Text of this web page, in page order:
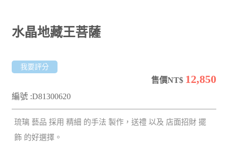
水晶地藏王菩薩
我要評分
售價NT$ 12,850
編號 :D81300620
琉璃 藝品 採用 精細 的手法 製作，送禮 以及 店面招財 擺
飾 的好選擇。